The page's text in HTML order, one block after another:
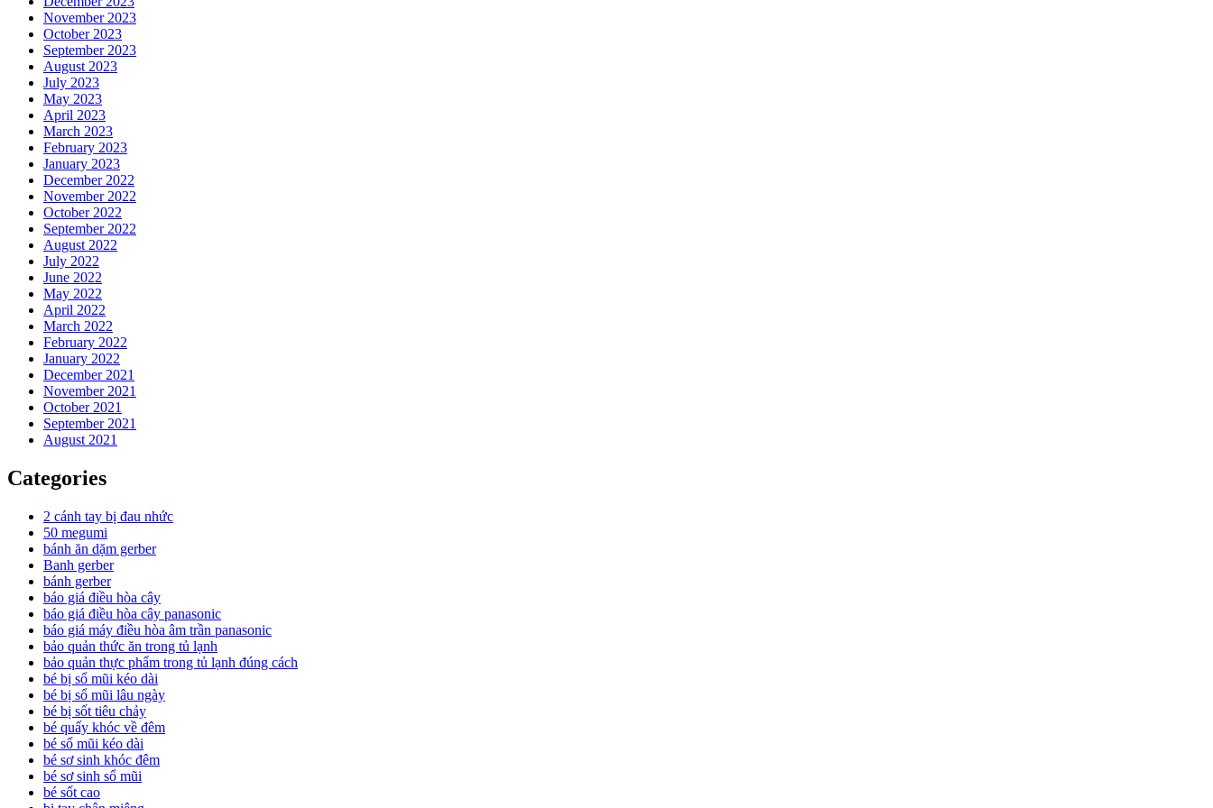
November 2023
October 2023
September 2023
August 2023
July 2023
May 2023
April 2023
March 2023
February 2023
January 2023
December 2022
November 2022
October 2022
September 2022
August 2022
July 2022
June 2022
May 2022
April 2022
March 2022
February 2022
January 2022
December 2021
November 2021
October 2021
September 2021
August 2021
Categories
2 cánh tay bị đau nhức
50 megumi
bánh ăn dặm gerber
Banh gerber
bánh gerber
báo giá điều hòa cây
báo giá điều hòa cây panasonic
báo giá máy điều hòa âm trần panasonic
bảo quản thức ăn trong tủ lạnh
bảo quản thực phẩm trong tủ lạnh đúng cách
bé bị sổ mũi kéo dài
bé bị sổ mũi lâu ngày
bé bị sốt tiêu chảy
bé quấy khóc về đêm
bé sổ mũi kéo dài
bé sơ sinh khóc đêm
bé sơ sinh sổ mũi
bé sốt cao